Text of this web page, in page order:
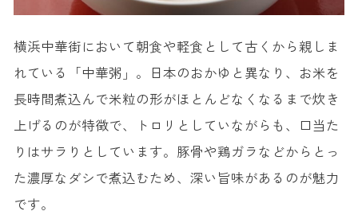
横浜中華街において朝食や軽食として古くから親しま
れている「中華粥」。日本のおかゆと異なり、お米を
長時間煮込んで米粒の形がほとんどなくなるまで炊き
上げるのが特徴で、トロリとしていながらも、口当た
りはサラりとしています。豚骨や鶏ガラなどからとっ
た濃厚なダシで煮込むため、深い旨味があるのが魅力
です。